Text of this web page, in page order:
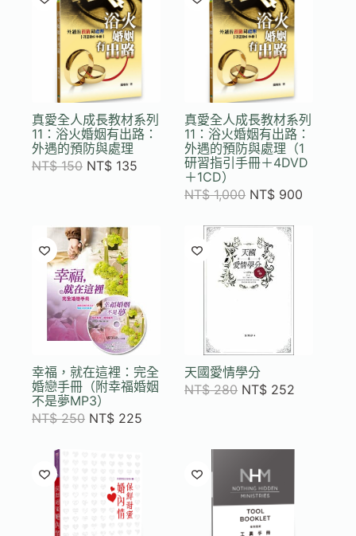
真愛全人成長教材系列
11：浴火婚姻有出路：
外遇的預防與處理
NT$150 NT$ 135
真愛全人成長教材系列
11：浴火婚姻有出路：
外遇的預防與處理（1
研習指引手冊＋4DVD
＋1CD）
NT$1,000 NT$ 900
幸福，就在這裡：完全
婚戀手冊（附幸福婚姻
不是夢MP3）
NT$250 NT$ 225
天國愛情學分
NT$280 NT$ 252